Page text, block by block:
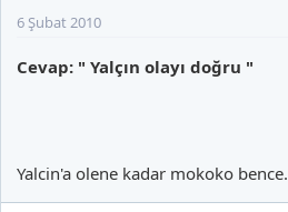
6 Şubat 2010
Cevap: " Yalçın olayı doğru "
Yalcin'a olene kadar mokoko bence.